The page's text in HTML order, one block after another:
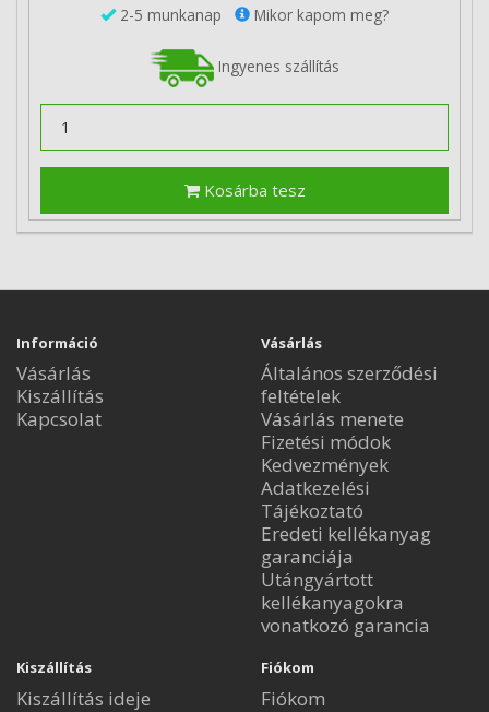
2-5 munkanap Mikor kapom meg?
Ingyenes szállítás
Kosárba tesz
Információ
Vásárlás
Kiszállítás
Kapcsolat
Vásárlás
Általános szerződési
feltételek
Vásárlás menete
Fizetési módok
Kedvezmények
Adatkezelési
Tájékoztató
Eredeti kellékanyag
garanciája
Utángyártott
kellékanyagokra
vonatkozó garancia
Kiszállítás
Kiszállítás ideje
Fiókom
Fiókom